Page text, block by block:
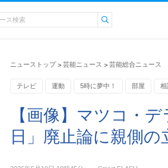
ニューストップ > 芸能ニュース > 芸能総合ニュース
テレビ 運動 5時に夢中！ 部屋 相
【画像】マツコ・
日」廃止論に親側の